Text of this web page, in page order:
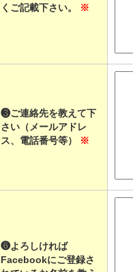
くご記載下さい。
※
❸ご連絡先を教えて下
さい（メールアドレ
ス、電話番号等）
※
❻よろしければ
Facebookにご登録さ